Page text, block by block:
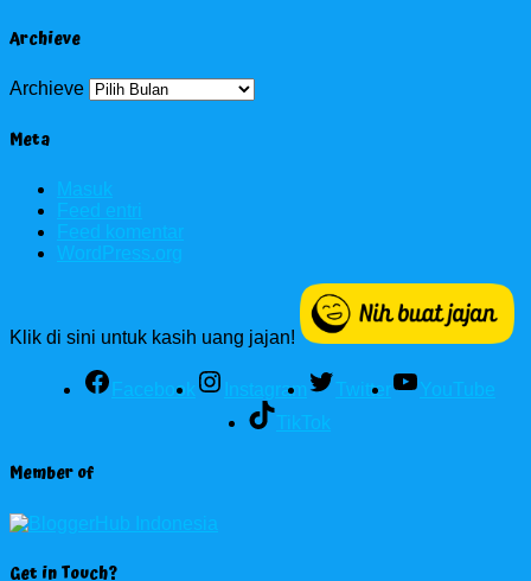
Archieve
Archieve
Meta
Masuk
Feed entri
Feed komentar
WordPress.org
Klik di sini untuk kasih uang jajan!
Facebook Instagram Twitter
YouTube
TikTok
Member of
Get in Touch?